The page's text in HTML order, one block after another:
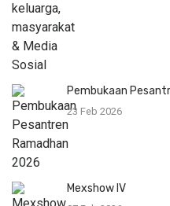
Pembukaan
23 Feb 2026
Mexshow IV